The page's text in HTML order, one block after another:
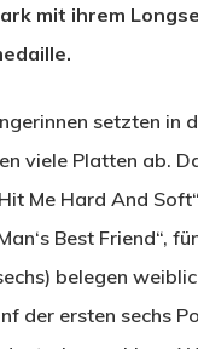
mit ihrem
setzten in
viele Platten ab.
Me Hard And
Best Friend“,
belegen
der ersten sechs